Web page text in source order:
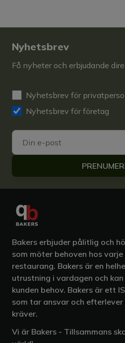
Nyhetsbrev
Få nyheter och erbjudande
Nyhetsbrev för
Nyhetsbrev för företag
Bakers erbjuder pålitlig och
som möter behoven hos
restaurang. Bakers är en
utrustning i vardagen och
kunden behov. Bakers är ett
som tar ansvar och efterlever
kräver.
Vi är Bakers - Tillsammans